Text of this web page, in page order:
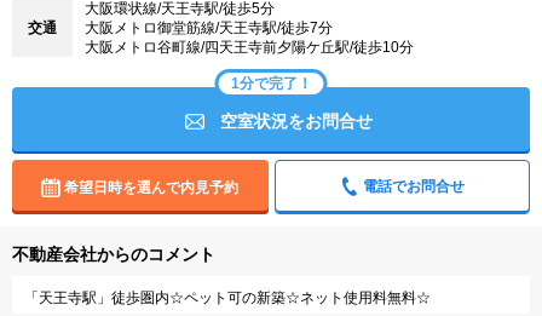
交通
大阪環状線/天王寺駅/徒歩5分
大阪メトロ御堂筋線/天王寺駅/徒歩7分
大阪メトロ谷町線/四天王寺前夕陽ケ丘駅/徒歩10分
1分で完了！
空室状況をお問合せ
希望日時を選んで内見予約 電話でお問合せ
不動産会社からのコメント
「天王寺駅」徒歩圏内☆ペット可の新築☆ネット使用料無料☆